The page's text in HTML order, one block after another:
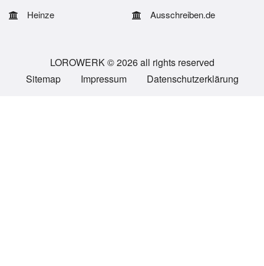
Heinze
Ausschreiben.de
LOROWERK © 2026 all rights reserved
Sitemap
Impressum Datenschutzerklärung